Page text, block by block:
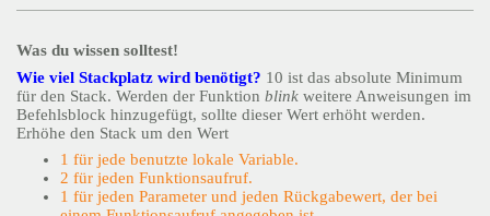
Was du wissen solltest!
Wie viel Stackplatz wird benötigt? 10 ist das absolute Minimum
für den Stack. Werden der Funktion blink weitere Anweisungen im
Befehlsblock hinzugefügt, sollte dieser Wert erhöht werden.
Erhöhe den Stack um den Wert
1 für jede benutzte lokale Variable.
2 für jeden Funktionsaufruf.
1 für jeden Parameter und jeden Rückgabewert, der bei